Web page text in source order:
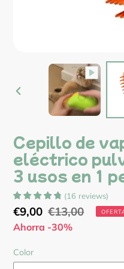
ANTERIOR
DIAPOSITIVA
Cepillo de
eléctrico
3 usos en 1
(16 reviews)
Precio
de
venta
€9,00 Precio
habitual
€13,00
Ahorra -30%
Color